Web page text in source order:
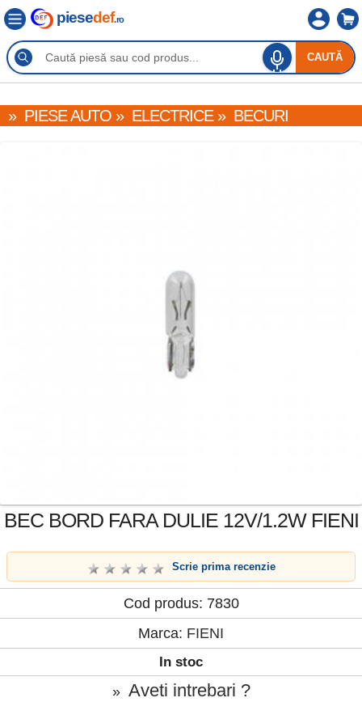
CAUTĂ
piesedef.ro
» PIESE AUTO » ELECTRICE» BECURI
BEC BORD FARA DULIE 12V/1.2W FIENI
Scrie prima recenzie
Cod produs: 7830
Marca: FIENI
In stoc
» Aveti intrebari ?